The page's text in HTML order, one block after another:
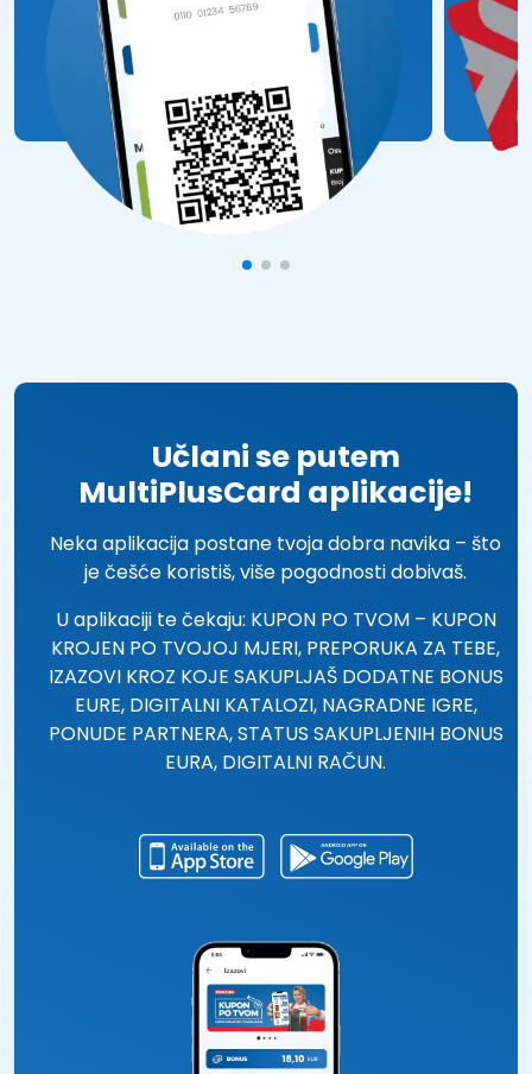
Učlani se putem
MultiPlusCard aplikacije!
Neka aplikacija postane tvoja dobra navika – što
je češće koristiš, više pogodnosti dobivaš.
U aplikaciji te čekaju: KUPON PO TVOM – KUPON
KROJEN PO TVOJOJ MJERI, PREPORUKA ZA TEBE,
IZAZOVI KROZ KOJE SAKUPLJAŠ DODATNE BONUS
EURE, DIGITALNI KATALOZI, NAGRADNE IGRE,
PONUDE PARTNERA, STATUS SAKUPLJENIH BONUS
EURA, DIGITALNI RAČUN.